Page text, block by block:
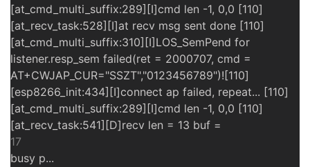
[at_cmd_multi_suffix:289][I]cmd len -1, 0,0 [110]
[at_recv_task:528][I]at recv msg sent done [110]
[at_cmd_multi_suffix:310][I]LOS_SemPend for
listener.resp_sem failed(ret = 2000707, cmd =
AT+CWJAP_CUR="SSZT","0123456789")![110]
[esp8266_init:434][I]connect ap failed, repeat... [110]
[at_cmd_multi_suffix:289][I]cmd len -1, 0,0 [110]
[at_recv_task:541][D]recv len = 13 buf =
17
busy p...